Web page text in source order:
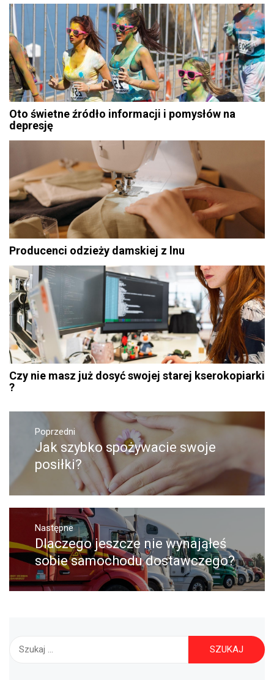
Oto świetne źródło informacji i pomysłów na
depresję
Producenci odzieży damskiej z lnu
Czy nie masz już dosyć swojej starej kserokopiarki
?
Nawigacja
wpisu
Poprzedni
Poprzedni
wpis:
Jak szybko spożywacie swoje
posiłki?
Następne
Następny
post:
Dlaczego jeszcze nie wynająłeś
sobie samochodu dostawczego?
Szukaj: